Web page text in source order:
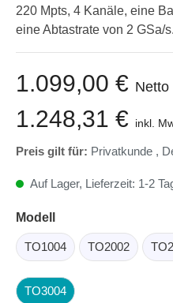
220 Mpts, 4 Kanäle, eine
eine Abtastrate von 2 GSa/s.
1.099,00 € Netto
1.248,31 € inkl.
Preis gilt für: Privatkunde ,
Auf Lager, Lieferzeit: 1-2
Modell
TO1004 TO2002
TO3004